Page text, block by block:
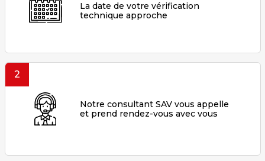
La date de votre vérification
technique approche
2
Notre consultant SAV vous appelle
et prend rendez-vous avec vous